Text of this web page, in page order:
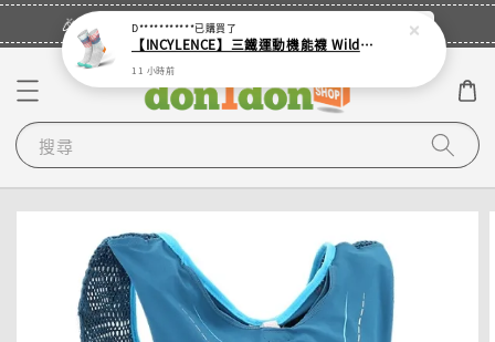
🎉登入會員・領取您的專屬折扣券！ 立即登入
搜尋
D***********已購買了
【INCYLENCE】三鐵運動機能襪 Wildness Inferno
11 小時前